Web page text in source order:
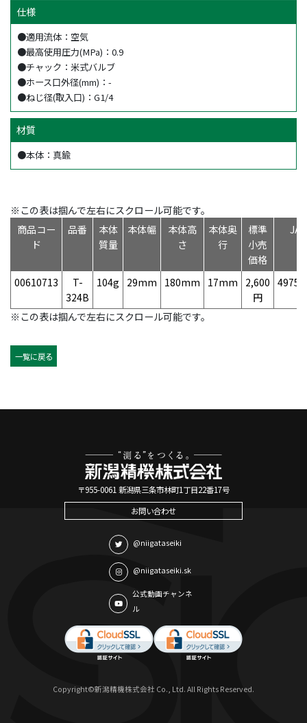
仕様
●適用流体：空気
●最高使用圧力(MPa)：0.9
●チャック：米式バルブ
●ホース口外径(mm)：-
●ねじ径(取入口)：G1/4
材質
●本体：真鍮
※この表は掴んで左右にスクロール可能です。
商品コー
ド
品番
本体
質量
本体幅
本体高
さ
本体奥
行
標準
小売
価格
00610713
T-
324B
104g 29mm 180mm 17mm
2,600
円
※この表は掴んで左右にスクロール可能です。
一覧に戻る
〒955-0061 新潟県三条市林町1丁目22番17号
お問い合わせ
@niigataseiki
@niigataseiki.sk
公式動画チャンネ
ル
Copyright©新潟精機株式会社 Co., Ltd. All Rights Reserved.